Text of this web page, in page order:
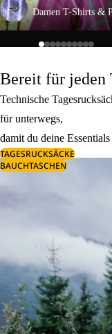
Damen T-Shirts &
Bereit für jeden
Technische
für unterwegs,
damit du deine
TAGESRUCKSÄCKE
BAUCHTASCHEN